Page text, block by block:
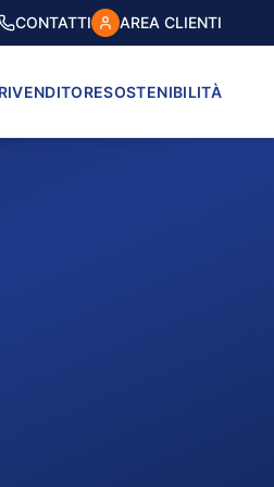
CONTATTI AREA CLIENTI
SOSTENIBILITÀ